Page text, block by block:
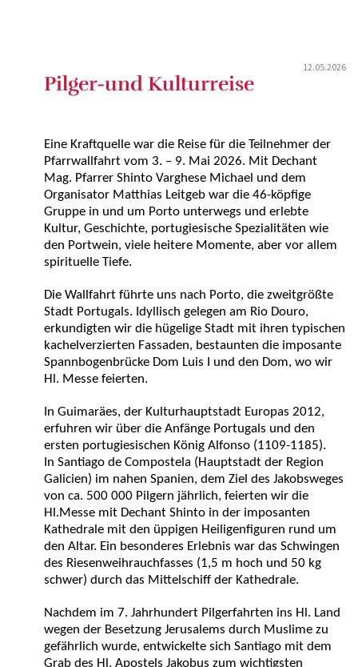
12.05.2026
Pilger-und Kulturreise
Eine Kraftquelle war die Reise für die Teilnehmer der
Pfarrwallfahrt vom 3. – 9. Mai 2026. Mit Dechant
Mag. Pfarrer Shinto Varghese Michael und dem
Organisator Matthias Leitgeb war die 46-köpfige
Gruppe in und um Porto unterwegs und erlebte
Kultur, Geschichte, portugiesische Spezialitäten wie
den Portwein, viele heitere Momente, aber vor allem
spirituelle Tiefe.
Die Wallfahrt führte uns nach Porto, die zweitgrößte
Stadt Portugals. Idyllisch gelegen am Rio Douro,
erkundigten wir die hügelige Stadt mit ihren typischen
kachelverzierten Fassaden, bestaunten die imposante
Spannbogenbrücke Dom Luis I und den Dom, wo wir
Hl. Messe feierten.
In Guimaräes, der Kulturhauptstadt Europas 2012,
erfuhren wir über die Anfänge Portugals und den
ersten portugiesischen König Alfonso (1109-1185).
In Santiago de Compostela (Hauptstadt der Region
Galicien) im nahen Spanien, dem Ziel des Jakobsweges
von ca. 500 000 Pilgern jährlich, feierten wir die
Hl.Messe mit Dechant Shinto in der imposanten
Kathedrale mit den üppigen Heiligenfiguren rund um
den Altar. Ein besonderes Erlebnis war das Schwingen
des Riesenweihrauchfasses (1,5 m hoch und 50 kg
schwer) durch das Mittelschiff der Kathedrale.
Nachdem im 7. Jahrhundert Pilgerfahrten ins Hl. Land
wegen der Besetzung Jerusalems durch Muslime zu
gefährlich wurde, entwickelte sich Santiago mit dem
Grab des Hl. Apostels Jakobus zum wichtigsten